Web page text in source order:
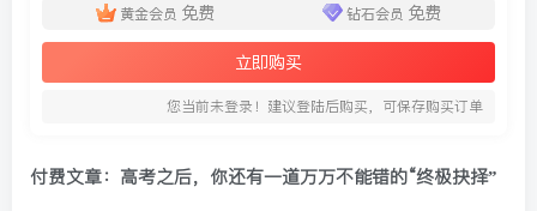
黄金会员 免费 钻石会员 免费
立即购买
您当前未登录！建议登陆后购买，可保存购买订单
付费文章：高考之后，你还有一道万万不能错的“终极抉择”